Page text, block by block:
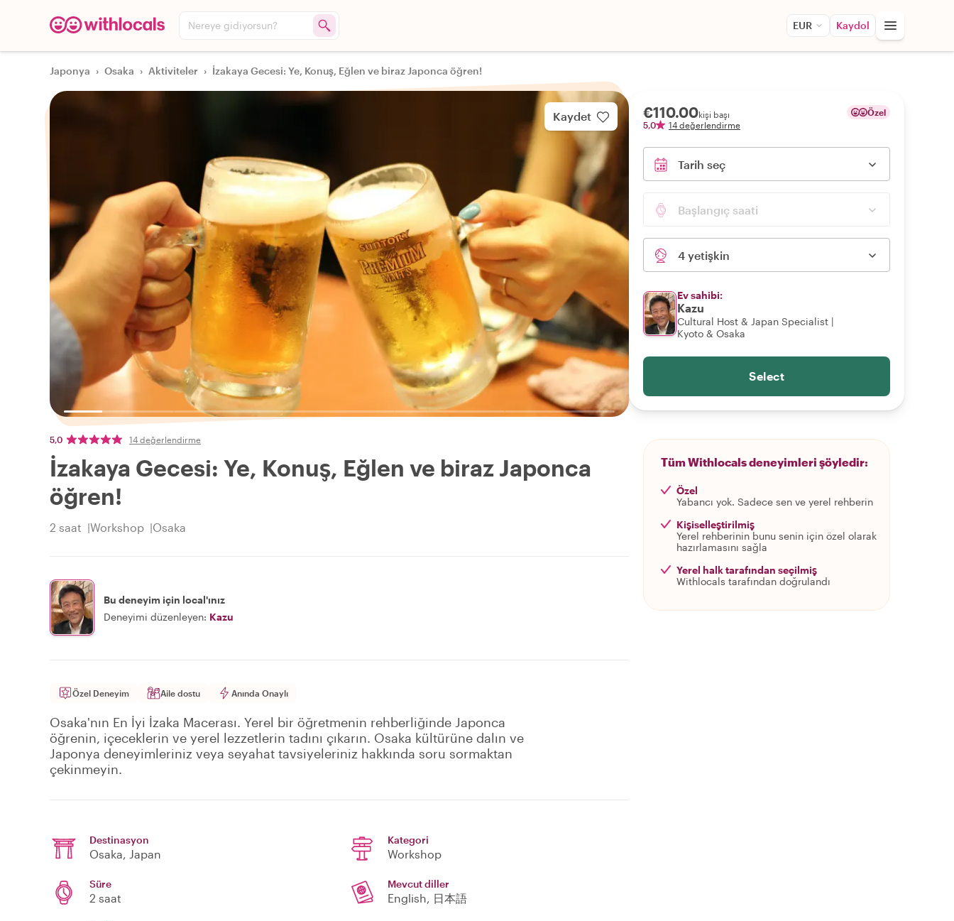
Nereye gidiyorsun? EUR Kaydol
Japonya › Osaka › Aktiviteler › İzakaya Gecesi: Ye, Konuş, Eğlen ve biraz Japonca öğren!
Kaydet
5,0 14 değerlendirme
İzakaya Gecesi: Ye, Konuş, Eğlen ve biraz Japonca
öğren!
2 saat Workshop Osaka
Bu deneyim için local'ınız
Deneyimi düzenleyen: Kazu
Özel Deneyim Aile dostu Anında Onaylı
Osaka'nın En İyi İzaka Macerası. Yerel bir öğretmenin rehberliğinde Japonca
öğrenin, içeceklerin ve yerel lezzetlerin tadını çıkarın. Osaka kültürüne dalın ve
Japonya deneyimleriniz veya seyahat tavsiyeleriniz hakkında soru sormaktan
çekinmeyin.
Destinasyon
Osaka, Japan
Kategori
Workshop
Süre
2 saat
Mevcut diller
English, 日本語
€110.00kişi başı
5,0
14 değerlendirme
Özel
Tarih seç
Başlangıç saati
4 yetişkin
Ev sahibi:
Kazu
Cultural Host & Japan Specialist |
Kyoto & Osaka
Select
Tüm Withlocals deneyimleri şöyledir:
Özel
Yabancı yok. Sadece sen ve yerel rehberin
Kişiselleştirilmiş
Yerel rehberinin bunu senin için özel olarak
hazırlamasını sağla
Yerel halk tarafından seçilmiş
Withlocals tarafından doğrulandı